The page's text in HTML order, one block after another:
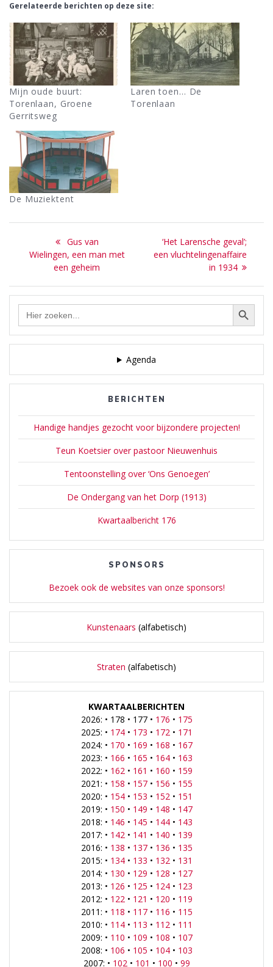
Gerelateerde berichten op deze site:
Mijn oude buurt:
Torenlaan, Groene
Gerritsweg
Laren toen… De
Torenlaan
De Muziektent
Bericht
navigatie
Previous
post:
Gus van
Wielingen, een man met
een geheim
Next
post:
‘Het Larensche geval’;
een vluchtelingenaffaire
in 1934
Zoek Zoekknop
Agenda
BERICHTEN
Handige handjes gezocht voor bijzondere projecten!
Teun Koetsier over pastoor Nieuwenhuis
Tentoonstelling over ‘Ons Genoegen’
De Ondergang van het Dorp (1913)
Kwartaalbericht 176
SPONSORS
Bezoek ook de websites van onze sponsors!
Kunstenaars (alfabetisch)
Straten (alfabetisch)
KWARTAALBERICHTEN
2026: • 178 • 177 • 176 • 175
2025: • 174• 173 • 172• 171
2024: • 170 • 169 • 168 • 167
2023: • 166 • 165 • 164• 163
2022: • 162• 161 • 160 • 159
2021: • 158 • 157• 156 • 155
2020: • 154• 153 • 152• 151
2019: • 150 • 149 • 148 • 147
2018: • 146 • 145 • 144• 143
2017: • 142• 141 • 140 • 139
2016: • 138 • 137• 136 • 135
2015: • 134• 133 • 132• 131
2014: • 130 • 129 • 128 • 127
2013: • 126 • 125 • 124• 123
2012: • 122• 121 • 120 • 119
2011: • 118 • 117• 116 • 115
2010: • 114• 113 • 112• 111
2009: • 110 • 109 • 108 • 107
2008: • 106 • 105 • 104• 103
2007: • 102• 101 • 100 • 99